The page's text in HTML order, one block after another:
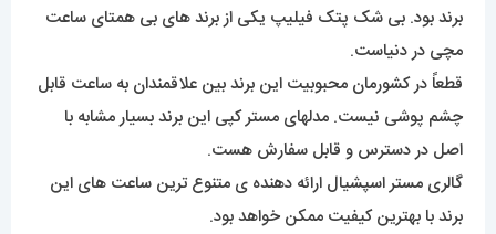
برند بود. بی شک پتک فیلیپ یکی از برند های بی همتای ساعت
مچی در دنیاست.
قطعاً در کشورمان محبوبیت این برند بین علاقمندان به ساعت قابل
چشم پوشی نیست. مدلهای مستر کپی این برند بسیار مشابه با
اصل در دسترس و قابل سفارش هست.
گالری مستر اسپشیال ارائه دهنده ی متنوع ترین ساعت های این
برند با بهترین کیفیت ممکن خواهد بود.